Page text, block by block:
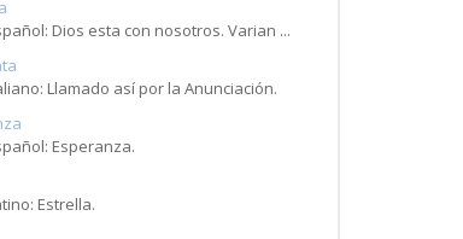
Dios esta con nosotros. Varian ...
Llamado así por la Anunciación.
Esperanza.
Estrella.